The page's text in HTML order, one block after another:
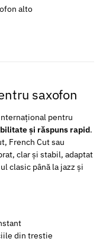
alto
saxofon
pentru
și răspuns rapid.
French Cut sau
clar și stabil, adaptat
clasic până la jazz și
din trestie